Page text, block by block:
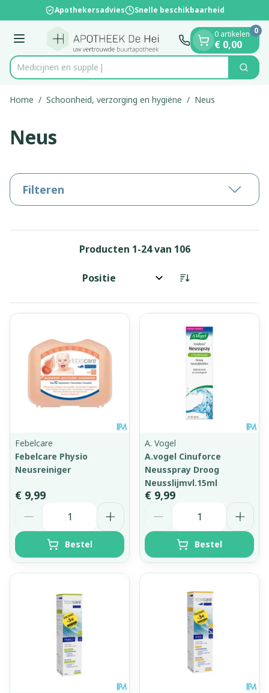
Ga naar de inhoud
1 van 1 Apothekersadvies Snelle beschikbaarheid
Menu
Product, merk, categorie...
M Zoek
0 artikelen
€ 0,00
0
Home / Schoonheid, verzorging en hygiëne / Neus
Neus
Filteren
Producten 1-24van 106
Sorteer op:
Febelcare
Febelcare Physio
Neusreiniger
€ 9,99
Bestel
A. Vogel
A.vogel Cinuforce
Neusspray Droog
Neusslijmvl.15ml
€ 9,99
Bestel